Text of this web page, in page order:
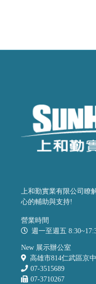
上和勤實業有限公司瞭
心的輔助與支持!
營業時間
週一至週五
New 展示辦公室
高雄市814仁武區京
07-3515689
07-3710267